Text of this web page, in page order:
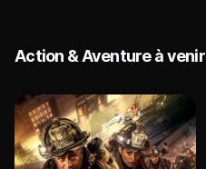
Action & Aventure à venir